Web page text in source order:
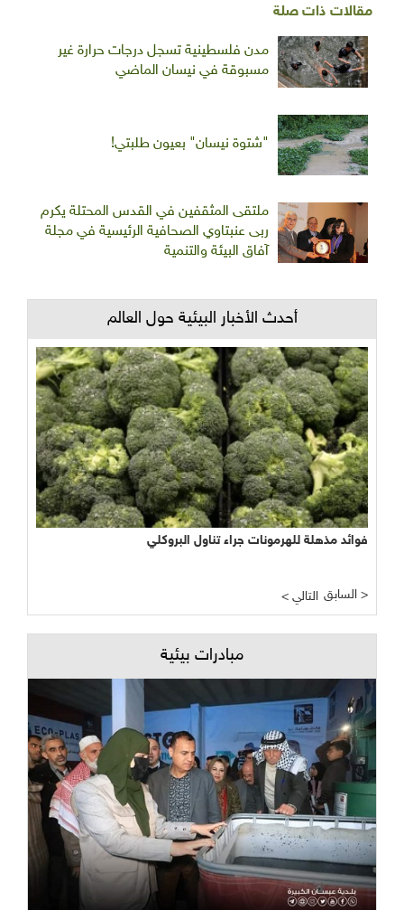
مقالات ذات صلة
مدن فلسطينية تسجل درجات حرارة غير
مسبوقة في نيسان الماضي
"شتوة نيسان" بعيون طلبتي!
ملتقى المثقفين في القدس المحتلة يكرم
ربى عنبتاوي الصحافية الرئيسية في مجلة
آفاق البيئة والتنمية
أحدث الأخبار البيئية حول العالم
فوائد مذهلة للهرمونات جراء تناول البروكلي
< التالي السابق >
مبادرات بيئية